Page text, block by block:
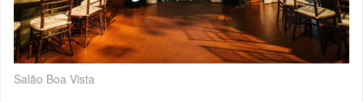
Salão Boa Vista